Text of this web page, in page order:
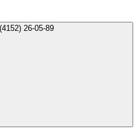
+7 (4152) 26-05-89